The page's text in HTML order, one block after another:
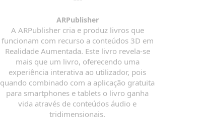
ARPublisher
A ARPublisher cria e produz livros que
funcionam com recurso a conteúdos 3D em
Realidade Aumentada. Este livro revela-se
mais que um livro, oferecendo uma
experiência interativa ao utilizador, pois
quando combinado com a aplicação gratuita
para smartphones e tablets o livro ganha
vida através de conteúdos áudio e
tridimensionais.